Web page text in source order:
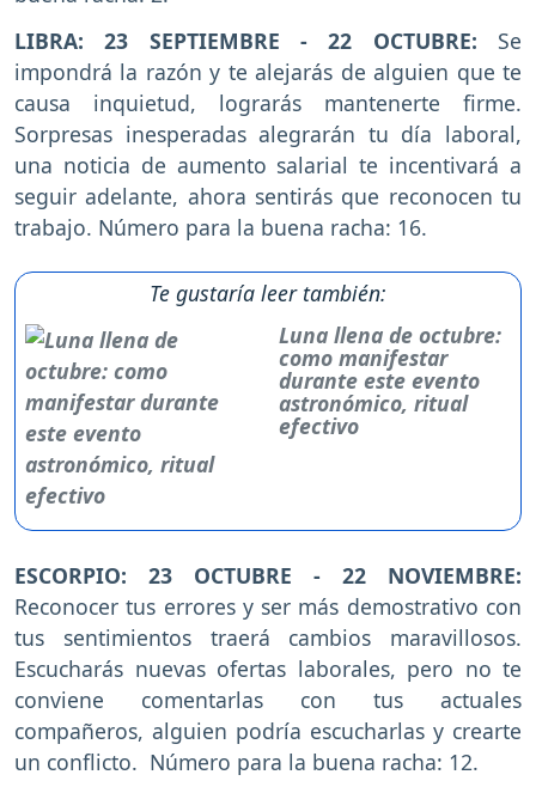
LIBRA: 23 SEPTIEMBRE - 22 OCTUBRE: Se
impondrá la razón y te alejarás de alguien que te
causa inquietud, lograrás mantenerte firme.
Sorpresas inesperadas alegrarán tu día laboral,
una noticia de aumento salarial te incentivará a
seguir adelante, ahora sentirás que reconocen tu
trabajo. Número para la buena racha: 16.
Te gustaría leer también:
Luna llena de octubre:
como manifestar
durante este evento
astronómico, ritual
efectivo
ESCORPIO: 23 OCTUBRE - 22 NOVIEMBRE:
Reconocer tus errores y ser más demostrativo con
tus sentimientos traerá cambios maravillosos.
Escucharás nuevas ofertas laborales, pero no te
conviene comentarlas con tus actuales
compañeros, alguien podría escucharlas y crearte
un conflicto. Número para la buena racha: 12.